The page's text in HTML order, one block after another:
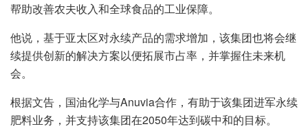
帮助改善农夫收入和全球食品的工业保障。
他说，基于亚太区对永续产品的需求增加，该集团也将会继
续提供创新的解决方案以便拓展市占率，并掌握住未来机
会。
根据文告，国油化学与Anuvia合作，有助于该集团进军永续
肥料业务，并支持该集团在2050年达到碳中和的目标。